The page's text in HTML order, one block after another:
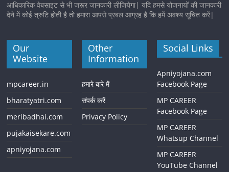
आधिकारिक वेबसाइट से भी जरूर जानकारी लीजियेगा| यदि हमसे योजनायों की जानकारी
देने में कोई त्रुटि होती है तो हमारा आपसे प्रबल आग्रह है कि हमें अवश्य सूचित करें|
Our
Website
mpcareer.in
bharatyatri.com
meribadhai.com
pujakaisekare.com
apniyojana.com
Other
Information
हमारे बारे में
संपर्क करें
Privacy Policy
Social Links
Apniyojana.com
Facebook Page
MP CAREER
Facebook Page
MP CAREER
Whatsup Channel
MP CAREER
YouTube Channel